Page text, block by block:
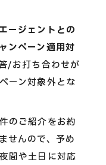
ージェントとの
ンペーン適用対
/お打ち合わせが
ーン対象外とな
のご紹介をお約
せんので、予め
間や土日に対応